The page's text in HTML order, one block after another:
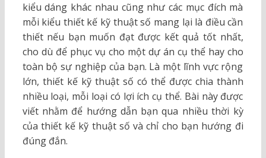
kiểu dáng khác nhau cũng như các mục đích mà
mỗi kiểu thiết kế kỹ thuật số mang lại là điều cần
thiết nếu bạn muốn đạt được kết quả tốt nhất,
cho dù để phục vụ cho một dự án cụ thể hay cho
toàn bộ sự nghiệp của bạn. Là một lĩnh vực rộng
lớn, thiết kế kỹ thuật số có thể được chia thành
nhiều loại, mỗi loại có lợi ích cụ thể. Bài này được
viết nhằm để hướng dẫn bạn qua nhiều thời kỳ
của thiết kế kỹ thuật số và chỉ cho bạn hướng đi
đúng đắn.